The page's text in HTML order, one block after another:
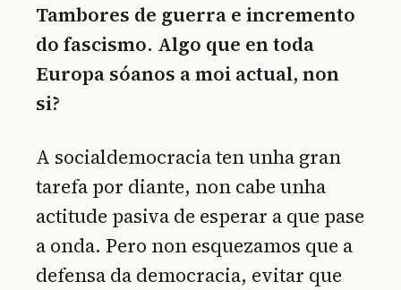
Tambores de guerra e incremento
do fascismo. Algo que en toda
Europa sóanos a moi actual, non
si?
A socialdemocracia ten unha gran
tarefa por diante, non cabe unha
actitude pasiva de esperar a que pase
a onda. Pero non esquezamos que a
defensa da democracia, evitar que